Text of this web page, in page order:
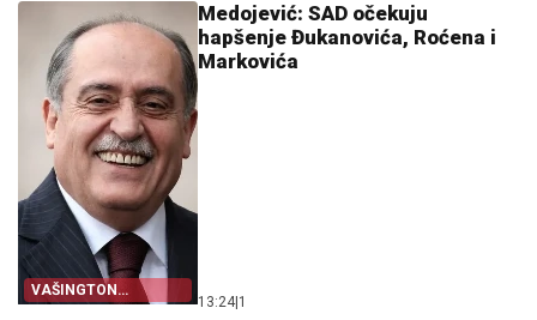
VAŠINGTON
NEZADOVOLJAN
Medojević: SAD očekuju
hapšenje Đukanovića, Roćena i
Markovića
13:24 1